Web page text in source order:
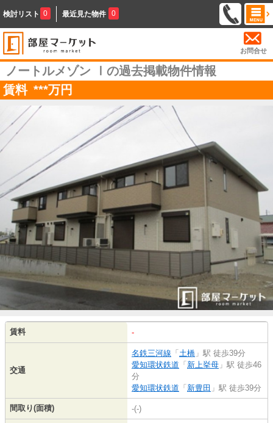
検討リスト 0 最近見た物件 0
お問合せ
ノートルメゾン Ⅰの過去掲載物件情報
賃料 ***万円
賃料 -
交通
名鉄三河線 「 土橋 」駅 徒歩39分
愛知環状鉄道 「 新上挙母 」駅 徒歩46
分
愛知環状鉄道 「 新豊田 」駅 徒歩39分
間取り(面積) -(-)